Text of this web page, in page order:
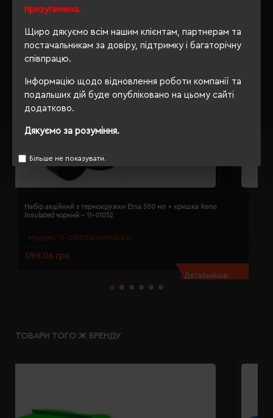
призупинена.
Щиро дякуємо всім нашим клієнтам, партнерам та
постачальникам за довіру, підтримку і багаторічну
співпрацю.
Інформацію щодо відновлення роботи компанії та
подальших дій буде опубліковано на цьому сайті
додатково.
Дякуємо за розуміння.
Більше не показувати.
Модель: 11-01052(KAMBUKKA)
Набір акційний з термокружки Etna 500 мл + кришка Reno
Insulated чорний - 11-01052
1769.06 грн
Детальніше...
ТОВАРИ ТОГО Ж БРЕНДУ